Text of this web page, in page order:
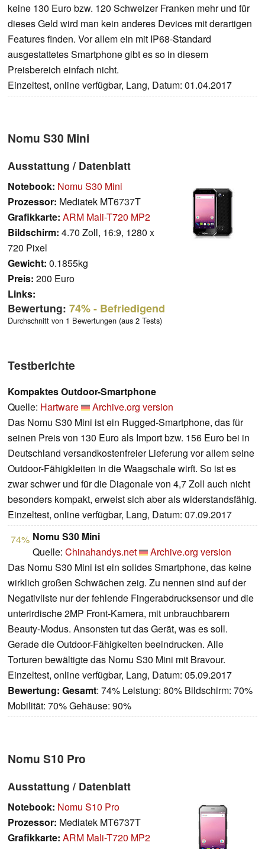
keine 130 Euro bzw. 120 Schweizer Franken mehr und für
dieses Geld wird man kein anderes Devices mit derartigen
Features finden. Vor allem ein mit IP68-Standard
ausgestattetes Smartphone gibt es so in diesem
Preisbereich einfach nicht.
Einzeltest, online verfügbar, Lang, Datum: 01.04.2017
Nomu S30 Mini
Ausstattung / Datenblatt
Notebook: Nomu S30 Mini
Prozessor: Mediatek MT6737T
Grafikkarte: ARM Mali-T720 MP2
Bildschirm: 4.70 Zoll, 16:9, 1280 x
720 Pixel
Gewicht: 0.1855kg
Preis: 200 Euro
Links:
Bewertung: 74%- Befriedigend
Durchschnitt von 1 Bewertungen (aus 2 Tests)
Testberichte
Kompaktes Outdoor-Smartphone
Quelle: Hartware
Archive.org version
Das Nomu S30 Mini ist ein Rugged-Smartphone, das für
seinen Preis von 130 Euro als Import bzw. 156 Euro bei in
Deutschland versandkostenfreier Lieferung vor allem seine
Outdoor-Fähigkleiten in die Waagschale wirft. So ist es
zwar schwer und für die Diagonale von 4,7 Zoll auch nicht
besonders kompakt, erweist sich aber als widerstandsfähig.
Einzeltest, online verfügbar, Lang, Datum: 07.09.2017
74% Nomu S30 Mini
Quelle: Chinahandys.net
Archive.org version
Das Nomu S30 Mini ist ein solides Smartphone, das keine
wirklich großen Schwächen zeig. Zu nennen sind auf der
Negativliste nur der fehlende Fingerabdrucksensor und die
unterirdische 2MP Front-Kamera, mit unbrauchbarem
Beauty-Modus. Ansonsten tut das Gerät, was es soll.
Gerade die Outdoor-Fähigkeiten beeindrucken. Alle
Torturen bewältigte das Nomu S30 Mini mit Bravour.
Einzeltest, online verfügbar, Lang, Datum: 05.09.2017
Bewertung: Gesamt: 74% Leistung: 80% Bildschirm: 70%
Mobilität: 70% Gehäuse: 90%
Nomu S10 Pro
Ausstattung / Datenblatt
Notebook: Nomu S10 Pro
Prozessor: Mediatek MT6737T
Grafikkarte: ARM Mali-T720 MP2